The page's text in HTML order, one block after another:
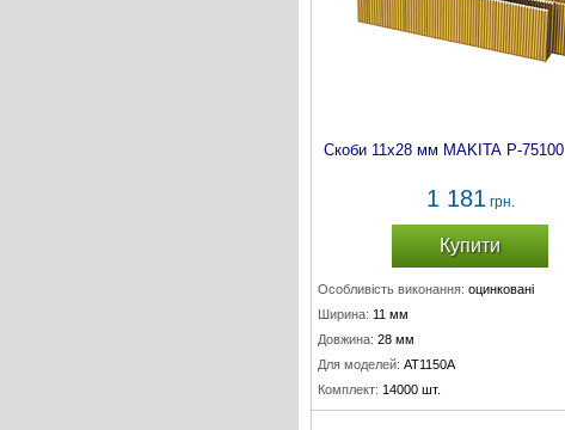
Скоби 11х28 мм MAKITA P-75100
1 181грн.
Купити
Особливість виконання: оцинковані
Ширина: 11 мм
Довжина: 28 мм
Для моделей: AT1150A
Комплект: 14000 шт.